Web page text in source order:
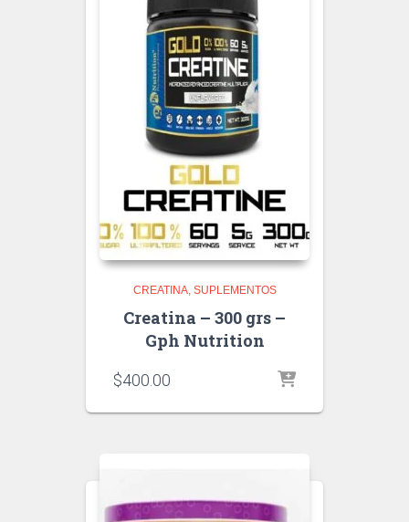
CREATINA SUPLEMENTOS
Creatina – 300 grs –
Gph Nutrition
$400.00